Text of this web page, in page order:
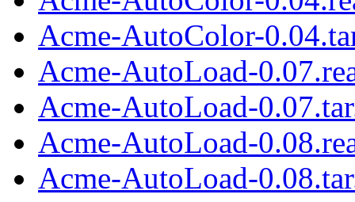
Acme-AutoColor-
Acme-AutoLoad-
Acme-AutoLoad-
Acme-AutoLoad-
Acme-AutoLoad-